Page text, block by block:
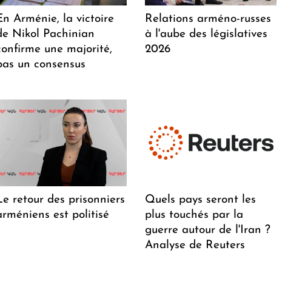
Arménie, la victoire
Nikol Pachinian
une majorité,
un consensus
Relations arméno-russes
à l'aube des législatives
2026
retour des prisonniers
est politisé
Quels pays seront les
plus touchés par la
guerre autour de l'Iran ?
Analyse de Reuters